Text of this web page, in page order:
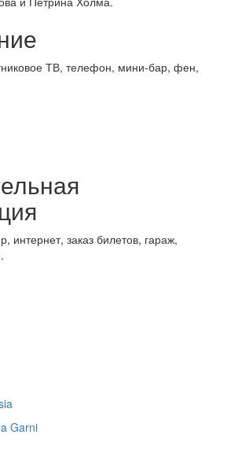
ТВ, телефон, мини-бар, фен,
интернет, заказ билетов, гараж,
Garni